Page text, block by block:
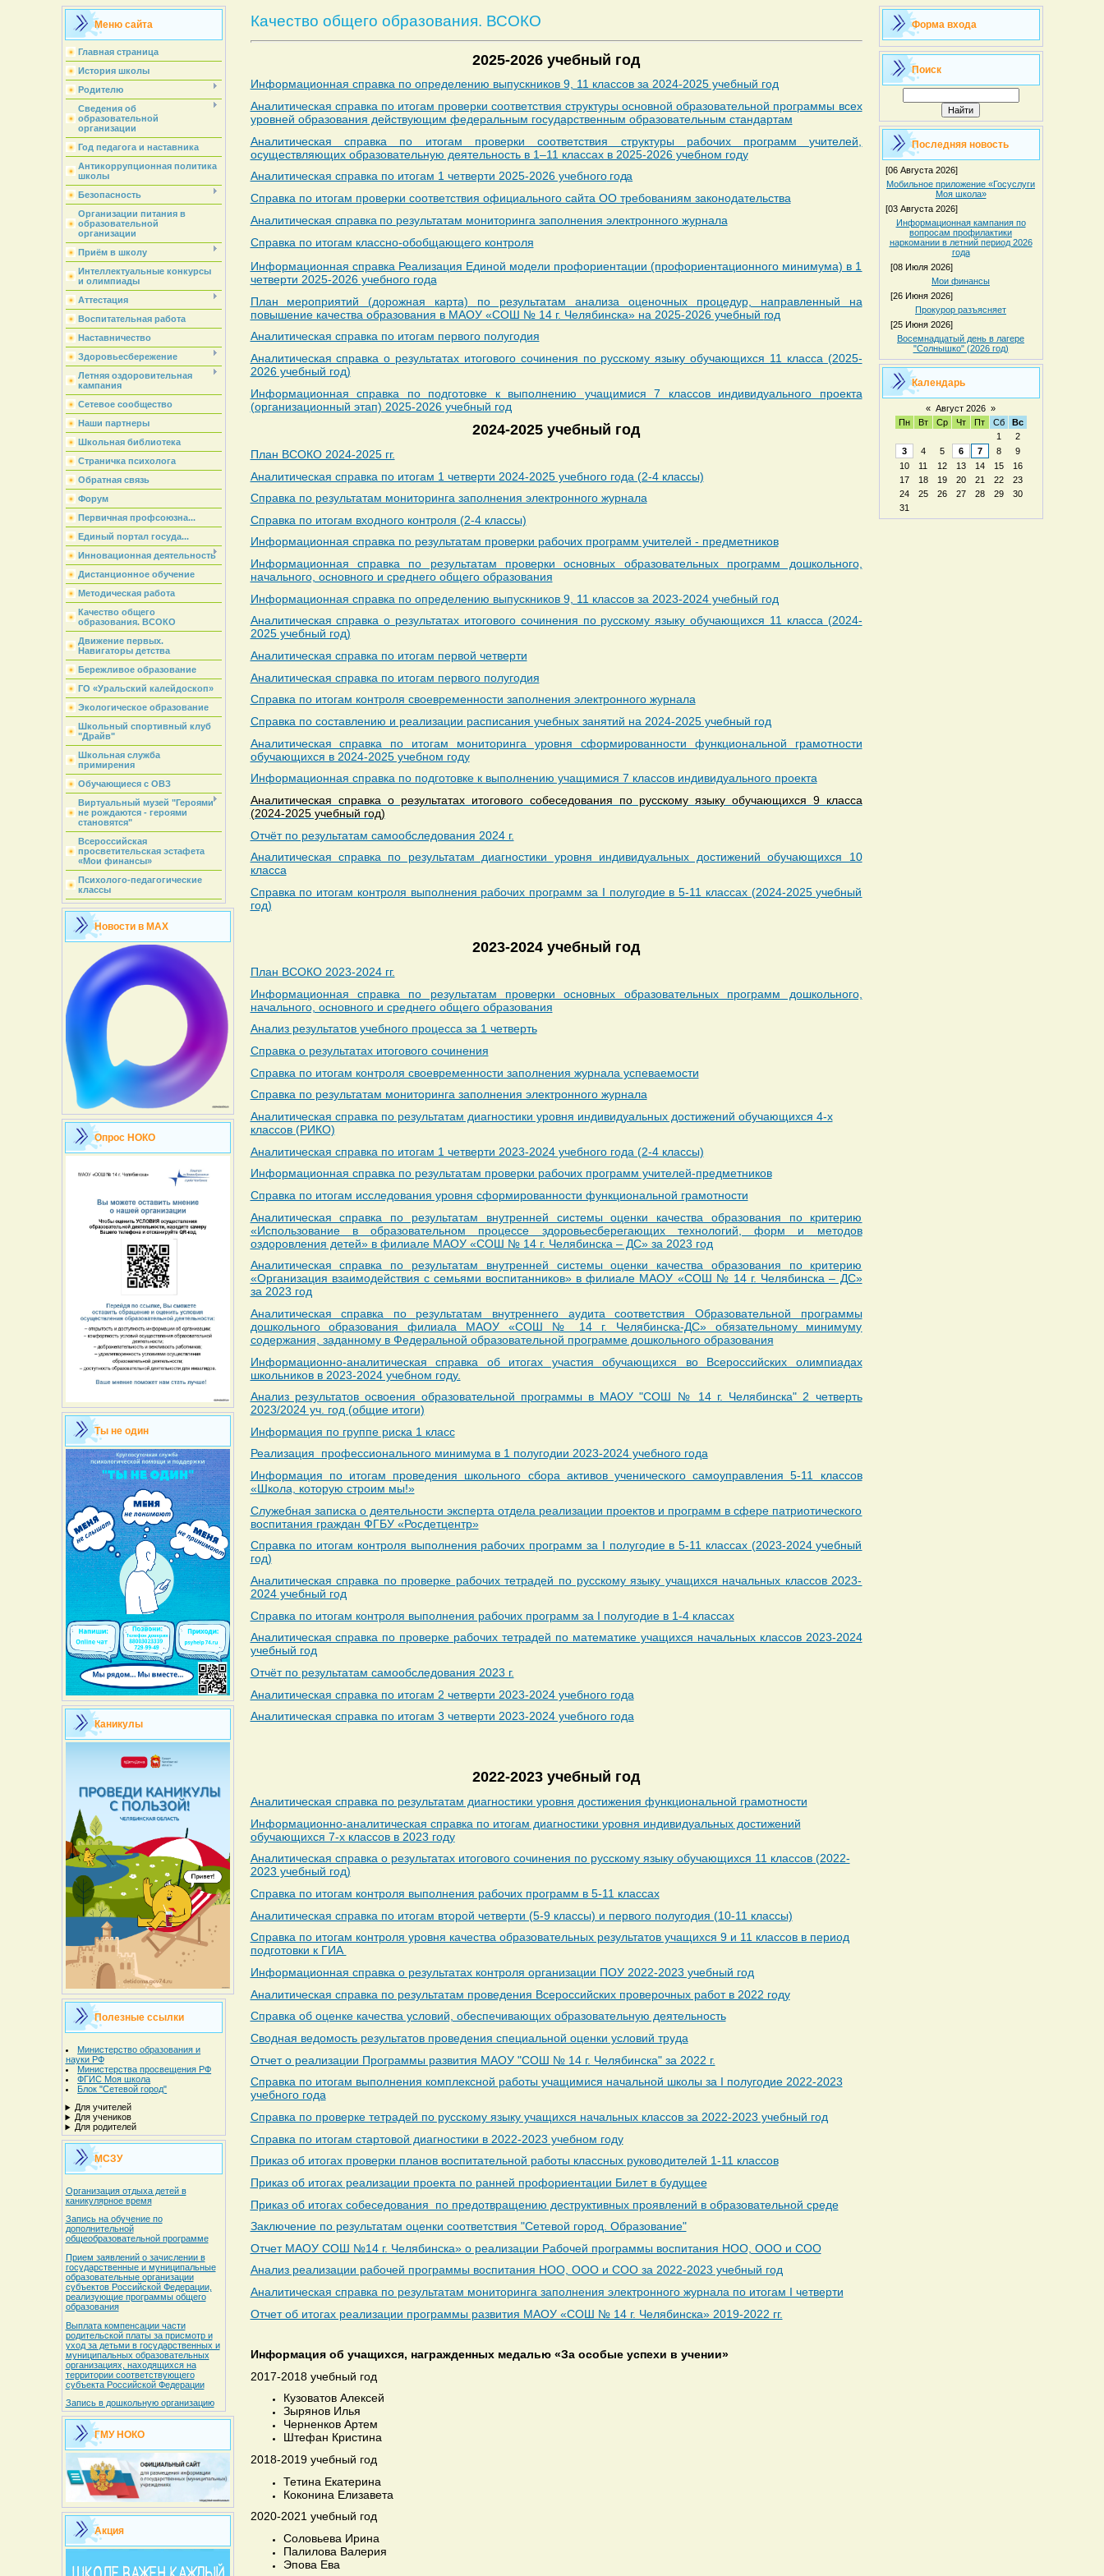
Меню сайта
Главная страница
История школы
Родителю
Сведения об
образовательной
организации
Год педагога и наставника
Антикоррупционная политика
школы
Безопасность
Организации питания в
образовательной
организации
Приём в школу
Интеллектуальные конкурсы
и олимпиады
Аттестация
Воспитательная работа
Наставничество
Здоровьесбережение
Летняя оздоровительная
кампания
Сетевое сообщество
Наши партнеры
Школьная библиотека
Страничка психолога
Обратная связь
Форум
Первичная профсоюзна...
Единый портал госуда...
Инновационная деятельность
Дистанционное обучение
Методическая работа
Качество общего
образования. ВСОКО
Движение первых.
Навигаторы детства
Бережливое образование
ГО «Уральский калейдоскоп»
Экологическое образование
Школьный спортивный клуб
"Драйв"
Школьная служба
примирения
Обучающиеся с ОВЗ
Виртуальный музей "Героями
не рождаются - героями
становятся"
Всероссийская
просветительская эстафета
«Мои финансы»
Психолого-педагогические
классы
Новости в MAX
Опрос НОКО
Ты не один
Каникулы
Полезные ссылки
Министерство образования и
науки РФ
Министерства просвещения РФ
ФГИС Моя школа
Блок "Сетевой город"
Для учителей
Для учеников
Для родителей
МСЗУ
Организация отдыха детей в
каникулярное время
Запись на обучение по
дополнительной
общеобразовательной программе
Прием заявлений о зачислении в
государственные и муниципальные
образовательные организации
субъектов Российской Федерации,
реализующие программы общего
образования
Выплата компенсации части
родительской платы за присмотр и
уход за детьми в государственных и
муниципальных образовательных
организациях, находящихся на
территории соответствующего
субъекта Российской Федерации
Запись в дошкольную организацию
ГМУ НОКО
Акция
Качество общего образования. ВСОКО
2025-2026 учебный год
Информационная справка по определению выпускников 9, 11 классов за 2024-2025 учебный год
Аналитическая справка по итогам проверки соответствия структуры основной образовательной программы всех
уровней образования действующим федеральным государственным образовательным стандартам
Аналитическая справка по итогам проверки соответствия структуры рабочих программ учителей,
осуществляющих образовательную деятельность в 1–11 классах в 2025-2026 учебном году
Аналитическая справка по итогам 1 четверти 2025-2026 учебногогода
Справка по итогам проверки соответствия официального сайта ОО требованиям законодательства
Аналитическая справка по результатам мониторинга заполнения электронногожурнала
Справка по итогам классно-обобщающего контроля
Информационная справка Реализация Единой модели профориентации (профориентационного минимума) в 1
четверти 2025-2026 учебного года
План мероприятий (дорожная карта) по результатам анализа оценочных процедур, направленный на
повышение качества образования в МАОУ «СОШ № 14 г. Челябинска» на 2025-2026 учебный год
Аналитическая справка по итогам первого полугодия
Аналитическая справка о результатах итогового сочинения по русскому языку обучающихся 11 класса (2025-
2026 учебный год)
Информационная справка по подготовке к выполнению учащимися 7 классов индивидуального проекта
(организационный этап) 2025-2026 учебный год
2024-2025 учебный год
План ВСОКО 2024-2025 гг.
Аналитическая справка по итогам 1 четверти 2024-2025 учебного года (2-4 классы)
Справка по результатам мониторинга заполнения электронного журнала
Справка по итогам входного контроля (2-4 классы)
Информационная справка по результатам проверки рабочих программ учителей - предметников
Информационная справка по результатам проверки основных образовательных программ дошкольного,
начального, основного и среднего общего образования
Информационная справка по определению выпускников 9, 11 классов за 2023-2024 учебный год
Аналитическая справка о результатах итогового сочинения по русскому языку обучающихся 11 класса (2024-
2025 учебный год)
Аналитическая справка по итогам первой четверти
Аналитическая справка по итогам первого полугодия
Справка по итогам контроля своевременности заполнения электронного журнала
Справка по составлению и реализации расписания учебных занятий на 2024-2025 учебный год
Аналитическая справка по итогам мониторинга уровня сформированности функциональной грамотности
обучающихся в 2024-2025 учебном году
Информационная справка по подготовке к выполнению учащимися 7 классов индивидуального проекта
Аналитическая справка о результатах итогового собеседования по русскому языку обучающихся 9 класса
(2024-2025 учебный год)
Отчёт по результатам самообследования 2024 г.
Аналитическая справка по результатам диагностики уровня индивидуальных достижений обучающихся 10
класса
Справка по итогам контроля выполнения рабочих программ за I полугодие в 5-11 классах (2024-2025 учебный
год)
2023-2024 учебный год
План ВСОКО 2023-2024 гг.
Информационная справка по результатам проверки основных образовательных программ дошкольного,
начального, основного и среднего общего образования
Анализ результатов учебного процесса за 1 четверть
Справка о результатах итогового сочинения
Справка по итогам контроля своевременности заполнения журнала успеваемости
Справка по результатам мониторинга заполнения электронного журнала
Аналитическая справка по результатам диагностики уровня индивидуальных достижений обучающихся 4-х
классов (РИКО)
Аналитическая справка по итогам 1 четверти 2023-2024 учебного года (2-4 классы)
Информационная справка по результатам проверки рабочих программ учителей-предметников
Справка по итогам исследования уровня сформированности функциональной грамотности
Аналитическая справка по результатам внутренней системы оценки качества образования по критерию
«Использование в образовательном процессе здоровьесберегающих технологий, форм и методов
оздоровления детей» в филиале МАОУ «СОШ № 14 г. Челябинска – ДС» за 2023 год
Аналитическая справка по результатам внутренней системы оценки качества образования по критерию
«Организация взаимодействия с семьями воспитанников» в филиале МАОУ «СОШ № 14 г. Челябинска – ДС»
за 2023 год
Аналитическая справка по результатам внутреннего аудита соответствия Образовательной программы
дошкольного образования филиала МАОУ «СОШ № 14 г. Челябинска-ДС» обязательному минимуму
содержания, заданному в Федеральной образовательной программе дошкольного образования
Информационно-аналитическая справка об итогах участия обучающихся во Всероссийских олимпиадах
школьников в 2023-2024 учебном году.
Анализ результатов освоения образовательной программы в МАОУ "СОШ № 14 г. Челябинска" 2 четверть
2023/2024 уч. год (общие итоги)
Информация по группе риска 1 класс
Реализация профессионального минимума в 1 полугодии 2023-2024 учебного года
Информация по итогам проведения школьного сбора активов ученического самоуправления 5-11 классов
«Школа, которую строим мы!»
Служебная записка о деятельности эксперта отдела реализации проектов и программ в сфере патриотического
воспитания граждан ФГБУ «Росдетцентр»
Справка по итогам контроля выполнения рабочих программ за I полугодие в 5-11 классах (2023-2024 учебный
год)
Аналитическая справка по проверке рабочих тетрадей по русскому языку учащихся начальных классов 2023-
2024 учебный год
Справка по итогам контроля выполнения рабочих программ за I полугодие в 1-4 классах
Аналитическая справка по проверке рабочих тетрадей по математике учащихся начальных классов 2023-2024
учебный год
Отчёт по результатам самообследования 2023 г.
Аналитическая справка по итогам 2 четверти 2023-2024 учебного года
Аналитическая справка по итогам 3 четверти 2023-2024 учебного года
2022-2023 учебный год
Аналитическая справка по результатам диагностики уровня достижения функциональной грамотности
Информационно-аналитическая справка по итогам диагностики уровня индивидуальных достижений
обучающихся 7-х классов в 2023 году
Аналитическая справка о результатах итогового сочинения по русскому языку обучающихся 11 классов (2022-
2023 учебный год)
Справка по итогам контроля выполнения рабочих программ в 5-11 классах
Аналитическая справка по итогам второй четверти (5-9 классы) и первого полугодия (10-11 классы)
Справка по итогам контроля уровня качества образовательных результатов учащихся 9 и 11 классов в период
подготовки к ГИА
Информационная справка о результатах контроля организации ПОУ 2022-2023 учебный год
Аналитическая справка по результатам проведения Всероссийских проверочных работ в 2022 году
Справка об оценке качества условий, обеспечивающих образовательную деятельность
Сводная ведомость результатов проведения специальной оценки условий труда
Отчет о реализации Программы развития МАОУ "СОШ № 14 г. Челябинска" за 2022 г.
Справка по итогам выполнения комплексной работы учащимися начальной школы за I полугодие 2022-2023
учебного года
Справка по проверке тетрадей по русскому языку учащихся начальных классов за 2022-2023 учебный год
Справка по итогам стартовой диагностики в 2022-2023 учебном году
Приказ об итогах проверки планов воспитательной работы классных руководителей 1-11 классов
Приказ об итогах реализации проекта по ранней профориентации Билет в будущее
Приказ об итогах собеседования по предотвращению деструктивных проявлений в образовательной среде
Заключение по результатам оценки соответствия "Сетевой город. Образование"
Отчет МАОУ СОШ №14 г. Челябинска» о реализации Рабочей программы воспитания НОО, ООО и СОО
Анализ реализации рабочей программы воспитания НОО, ООО и СОО за 2022-2023 учебный год
Аналитическая справка по результатам мониторинга заполнения электронного журнала по итогам I четверти
Отчет об итогах реализации программы развития МАОУ «СОШ № 14 г. Челябинска» 2019-2022 гг.
Информация об учащихся, награжденных медалью «За особые успехи в учении»
2017-2018 учебный год
Кузоватов Алексей
Зырянов Илья
Черненков Артем
Штефан Кристина
2018-2019 учебный год
Тетина Екатерина
Коконина Елизавета
2020-2021 учебный год
Соловьева Ирина
Палилова Валерия
Эпова Ева
Форма входа
Поиск
Последняя новость
[06 Августа 2026]
Мобильное приложение «Госуслуги
Моя школа»
[03 Августа 2026]
Информационная кампания по
вопросам профилактики
наркомании в летний период 2026
года
[08 Июля 2026]
Мои финансы
[26 Июня 2026]
Прокурор разъясняет
[25 Июня 2026]
Восемнадцатый день в лагере
"Солнышко" (2026 год)
Календарь
« Август 2026 »
Пн
Вт Ср Чт Пт Сб
Вс
1
2
3
4 5 6 7 8
9
10
11 12 13 14 15
16
17
18 19 20 21 22
23
24
25 26 27 28 29
30
31